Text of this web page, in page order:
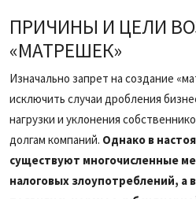
ПРИЧИНЫ И ЦЕЛИ
«МАТРЕШЕК»
Изначально запрет на создание
исключить случаи дробления
нагрузки и уклонения
долгам компаний. Однако в
существуют многочисленные
налоговых злоупотреблений, а